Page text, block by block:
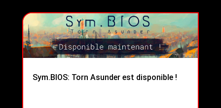
Sym.BIOS: Torn Asunder est disponible !